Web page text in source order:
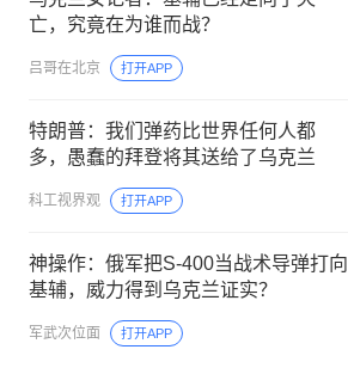
亡，究竟在为谁而战？
吕哥在北京 打开APP
特朗普：我们弹药比世界任何人都
多，愚蠢的拜登将其送给了乌克兰
科工视界观 打开APP
神操作：俄军把S-400当战术导弹打向
基辅，威力得到乌克兰证实？
军武次位面 打开APP